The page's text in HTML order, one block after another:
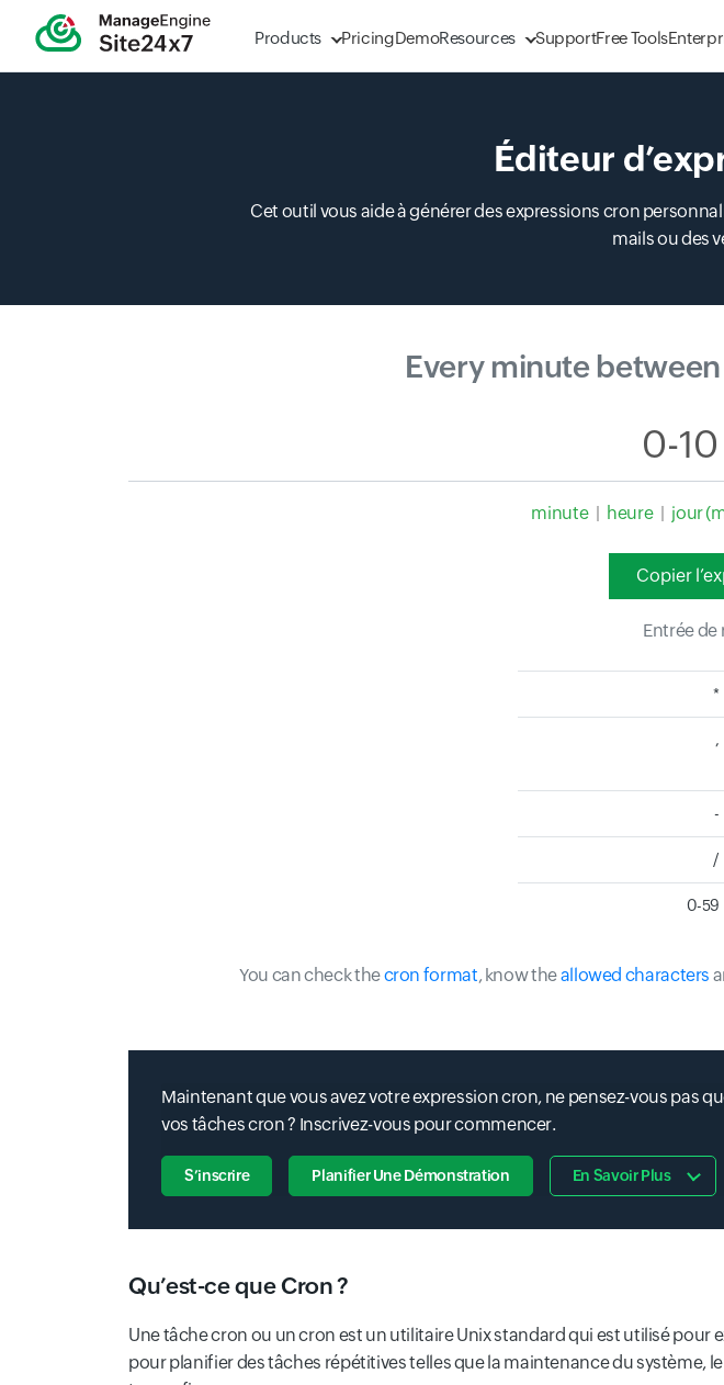
Products PricingDemoResources SupportFree Tools
Éditeur
Cet outil vous aide à générer des expressions cron
mails ou des
Every minute
minute | heure | jour
Copier
Entrée
*
,
-
/
0-59
You can check thecron format, know theallowed characters
Maintenant que vous avez votre expression cron, ne pensez-vous pas
vos tâches cron ? Inscrivez-vous pour commencer.
S’inscrire Planifier Une Démonstration En Savoir Plus
Qu’est-ce que Cron ?
Une tâche cron ou un cron est un utilitaire Unix standard qui est utilisé
pour planifier des tâches répétitives telles que la maintenance du système,